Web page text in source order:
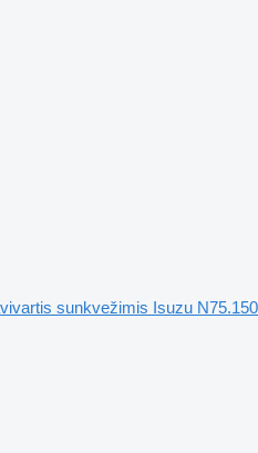
sunkvežimis Isuzu N75.150